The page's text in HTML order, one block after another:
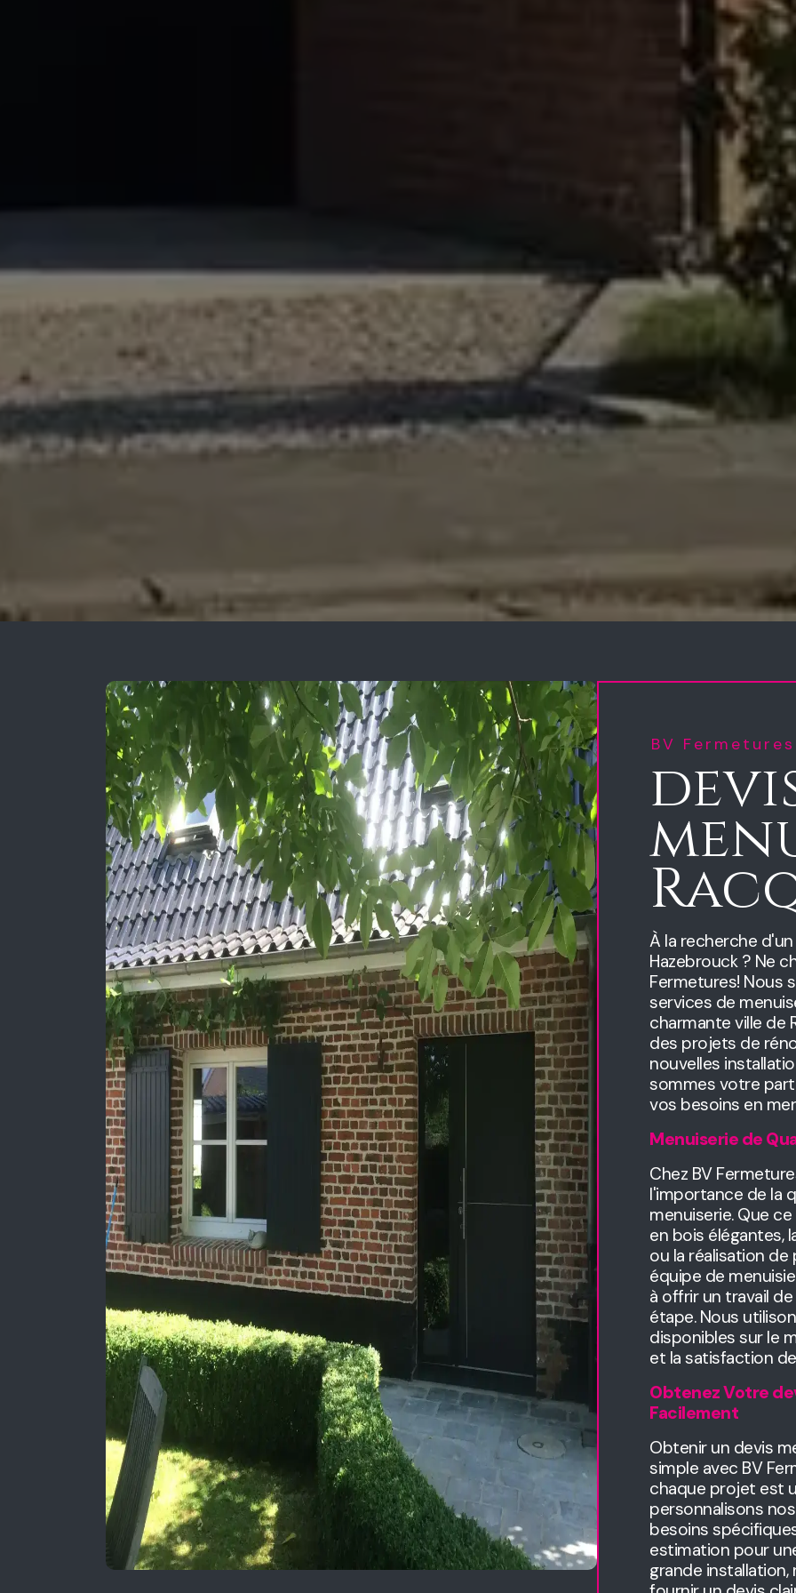
BV Fermetures
À la recherche
Hazebrouck ? Ne
Fermetures! Nous
services de
charmante ville de
des projets de
nouvelles
sommes votre
vos besoins en
Menuiserie de
Chez BV
l'importance de la
menuiserie. Que
en bois élégantes,
ou la réalisation
équipe de
à offrir un travail
étape. Nous
disponibles sur le
et la satisfaction
Obtenez Votre
Facilement
Obtenir un devis
simple avec BV
chaque projet est
personnalisons
besoins
estimation pour
grande